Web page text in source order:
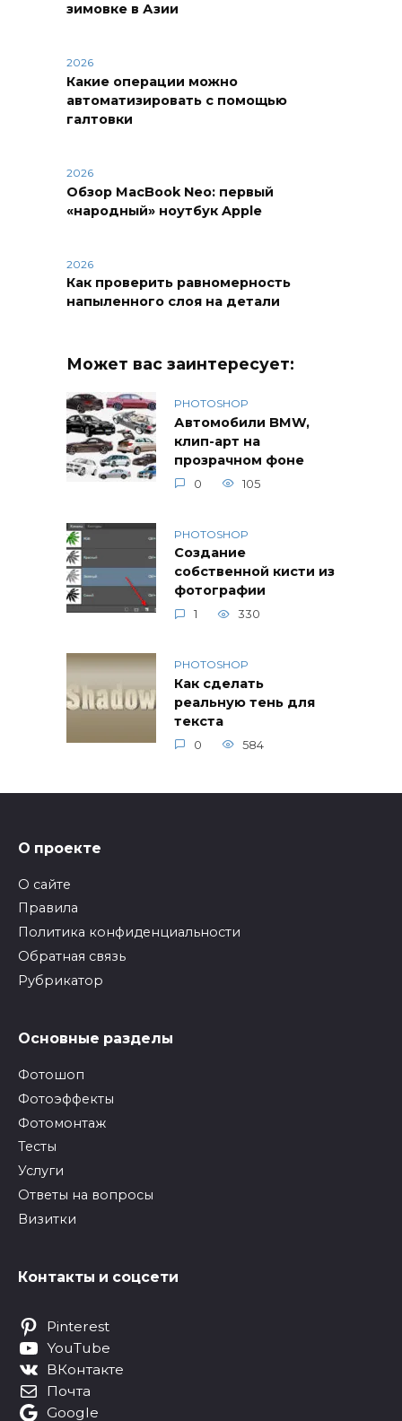
зимовке в Азии
2026
Какие операции можно
автоматизировать с помощью
галтовки
2026
Обзор MacBook Neo: первый
«народный» ноутбук Apple
2026
Как проверить равномерность
напыленного слоя на детали
Может вас заинтересует:
PHOTOSHOP
Автомобили BMW,
клип-арт на
прозрачном фоне
0 105
PHOTOSHOP
Создание
собственной кисти из
фотографии
1 330
PHOTOSHOP
Как сделать
реальную тень для
текста
0 584
О проекте
О сайте
Правила
Политика конфиденциальности
Обратная связь
Рубрикатор
Основные разделы
Фотошоп
Фотоэффекты
Фотомонтаж
Тесты
Услуги
Ответы на вопросы
Визитки
Контакты и соцсети
Pinterest
YouTube
ВКонтакте
Почта
Google